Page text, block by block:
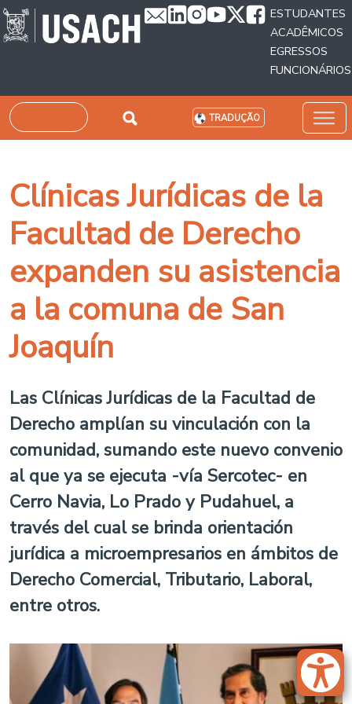
Passar para o conteúdo principal
ESTUDANTES
ACADÊMICOS
EGRESSOS
FUNCIONÁRIOS
Pesquisar TRADUÇÃO
Clínicas Jurídicas de la
Facultad de Derecho
expanden su asistencia
a la comuna de San
Joaquín
Las Clínicas Jurídicas de la Facultad de
Derecho amplían su vinculación con la
comunidad, sumando este nuevo convenio
al que ya se ejecuta -vía Sercotec- en
Cerro Navia, Lo Prado y Pudahuel, a
través del cual se brinda orientación
jurídica a microempresarios en ámbitos de
Derecho Comercial, Tributario, Laboral,
entre otros.